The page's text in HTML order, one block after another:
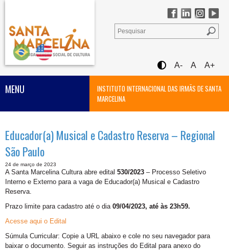
A- A A+
INSTITUTO INTERNACIONAL DAS IRMÃS DE SANTA
MARCELINA
MENU
Educador(a) Musical e Cadastro Reserva – Regional
São Paulo
24 de março de 2023
A Santa Marcelina Cultura abre edital 530/2023 – Processo Seletivo
Interno e Externo para a vaga de Educador(a) Musical e Cadastro
Reserva.
Prazo limite para cadastro até o dia 09/04/2023, até às 23h59.
Acesse aqui o Edital
Súmula Curricular: Copie a URL abaixo e cole no seu navegador para
baixar o documento. Seguir as instruções do Edital para anexo do